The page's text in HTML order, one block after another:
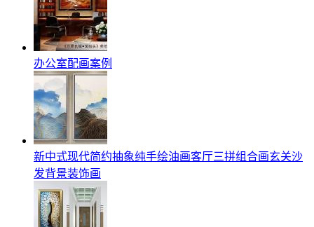
办公室配画案例
新中式现代简约抽象纯手绘油画客厅三拼组合画玄关沙
发背景装饰画